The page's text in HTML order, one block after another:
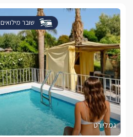
שובר מילואים
גמליורט